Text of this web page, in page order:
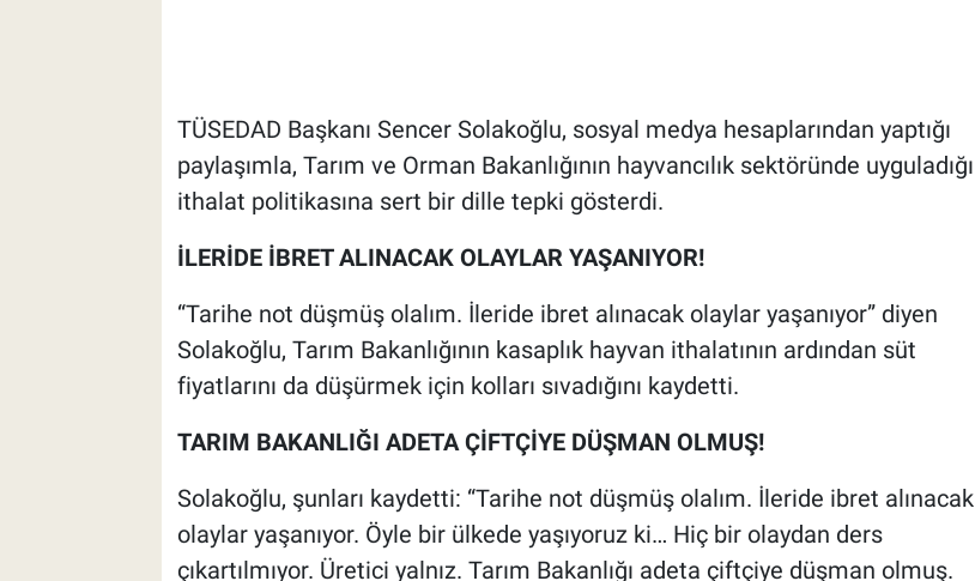
TÜSEDAD Başkanı Sencer Solakoğlu, sosyal medya hesaplarından yaptığı
paylaşımla, Tarım ve Orman Bakanlığının hayvancılık sektöründe uyguladığı
ithalat politikasına sert bir dille tepki gösterdi.
İLERİDE İBRET ALINACAK OLAYLAR YAŞANIYOR!
“Tarihe not düşmüş olalım. İleride ibret alınacak olaylar yaşanıyor” diyen
Solakoğlu, Tarım Bakanlığının kasaplık hayvan ithalatının ardından süt
fiyatlarını da düşürmek için kolları sıvadığını kaydetti.
TARIM BAKANLIĞI ADETA ÇİFTÇİYE DÜŞMAN OLMUŞ!
Solakoğlu, şunları kaydetti: “Tarihe not düşmüş olalım. İleride ibret alınacak
olaylar yaşanıyor. Öyle bir ülkede yaşıyoruz ki… Hiç bir olaydan ders
çıkartılmıyor. Üretici yalnız. Tarım Bakanlığı adeta çiftçiye düşman olmuş.